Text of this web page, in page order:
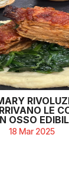
LE
OSSO
18 Mar 2025